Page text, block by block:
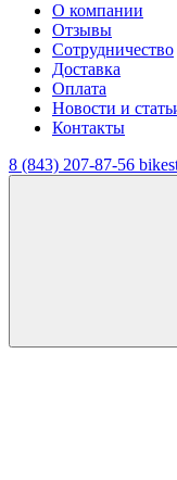
О компании
Отзывы
Сотрудничество
Доставка
Оплата
Новости и
Контакты
8 (843) 207-87-56